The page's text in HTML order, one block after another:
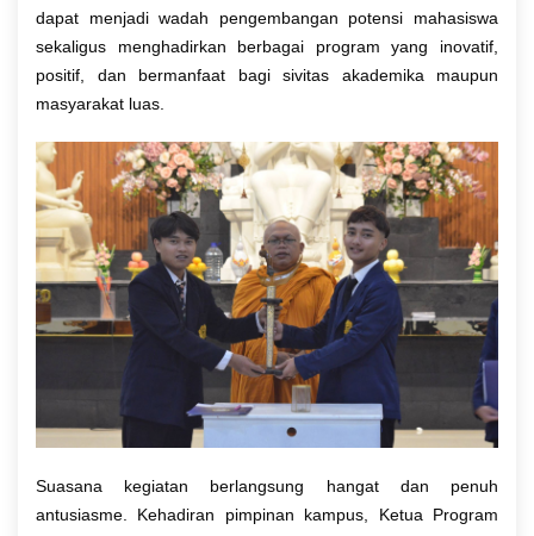
dapat menjadi wadah pengembangan potensi mahasiswa
sekaligus menghadirkan berbagai program yang inovatif,
positif, dan bermanfaat bagi sivitas akademika maupun
masyarakat luas.
Suasana kegiatan berlangsung hangat dan penuh
antusiasme. Kehadiran pimpinan kampus, Ketua Program